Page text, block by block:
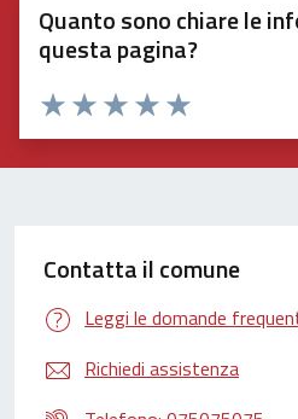
Quanto sono chiare le
questa pagina?
Valuta 5 stelle
Valuta 4 stelle su 5
Valuta 3 stelle su 5
Valuta 2 stelle su 5
Valuta 1 stelle su 5
Contatta il comune
Leggi le domande
Richiedi assistenza